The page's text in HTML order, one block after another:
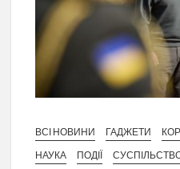
ВСІ НОВИНИ ГАДЖЕТИ
НАУКА
ПОДІЇ